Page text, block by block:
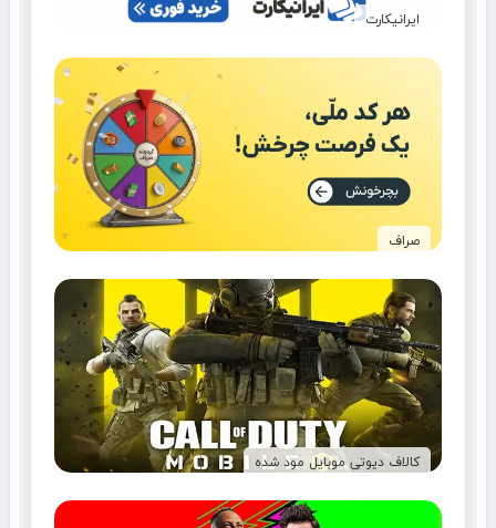
ایرانیکارت
صراف
کالاف دیوتی موبایل مود شده